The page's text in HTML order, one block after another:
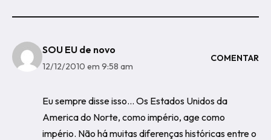
SOU EU de novo
12/12/2010 em 9:58 am
COMENTAR
Eu sempre disse isso… Os Estados Unidos da
America do Norte, como império, age como
império. Não há muitas diferenças históricas entre o